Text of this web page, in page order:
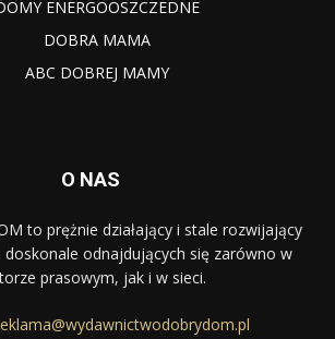
ENERGOOSZCZEDNE
DOBRA MAMA
ABC DOBREJ MAMY
O NAS
to prężnie działający i stale rozwijający
doskonale odnajdujących się zarówno w
prasowym, jak i w sieci.